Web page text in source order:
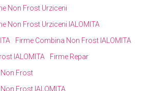
Non Frost Urziceni
Non Frost Urziceni IALOMITA
Firme Combina Non Frost IALOMITA
IALOMITA
Firme Repar
Frost
Frost IALOMITA